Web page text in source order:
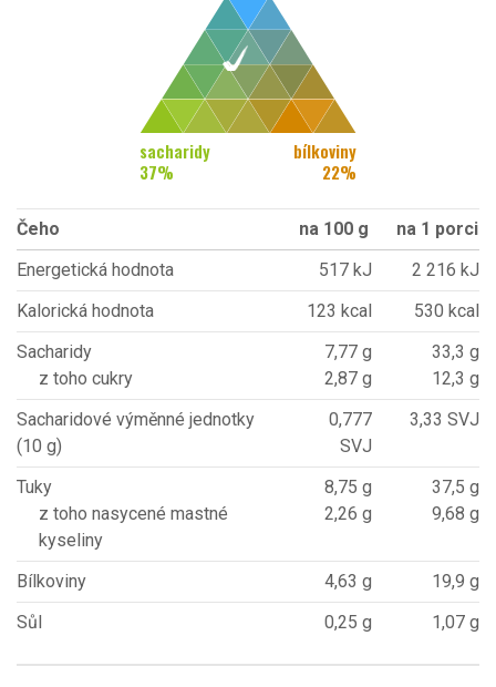
sacharidy
37%
bílkoviny
22%
Čeho na 100 g
na 1 porci
Energetická hodnota
517 kJ
2 216 kJ
Kalorická hodnota
123 kcal
530 kcal
Sacharidy
z toho cukry
7,77 g
2,87 g
33,3 g
12,3 g
Sacharidové výměnné jednotky
(10 g)
0,777
SVJ
3,33 SVJ
Tuky
z toho nasycené mastné
kyseliny
8,75 g
2,26 g
37,5 g
9,68 g
Bílkoviny 4,63 g
19,9 g
Sůl
0,25 g 1,07 g